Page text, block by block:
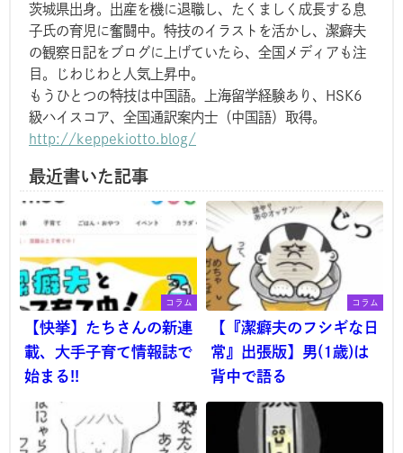
茨城県出身。出産を機に退職し、たくましく成長する息
子氏の育児に奮闘中。特技のイラストを活かし、潔癖夫
の観察日記をブログに上げていたら、全国メディアも注
目。じわじわと人気上昇中。
もうひとつの特技は中国語。上海留学経験あり、HSK6
級ハイスコア、全国通訳案内士（中国語）取得。
http://keppekiotto.blog/
最近書いた記事
コラム
【快挙】たちさんの新連
載、大手子育て情報誌で
始まる!!
コラム
【『潔癖夫のフシギな日
常』出張版】男(1歳)は
背中で語る